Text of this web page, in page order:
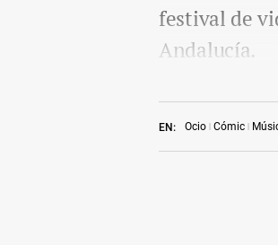
EN: Ocio Cómic
festival de
Andalucía.